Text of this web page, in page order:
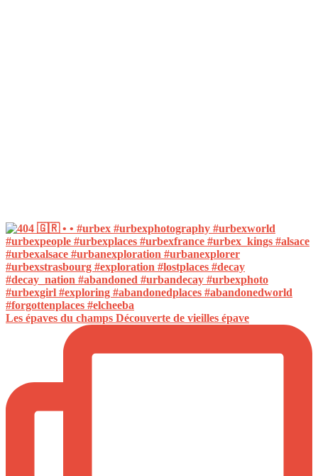
Les épaves du champs Découverte de vieilles épave